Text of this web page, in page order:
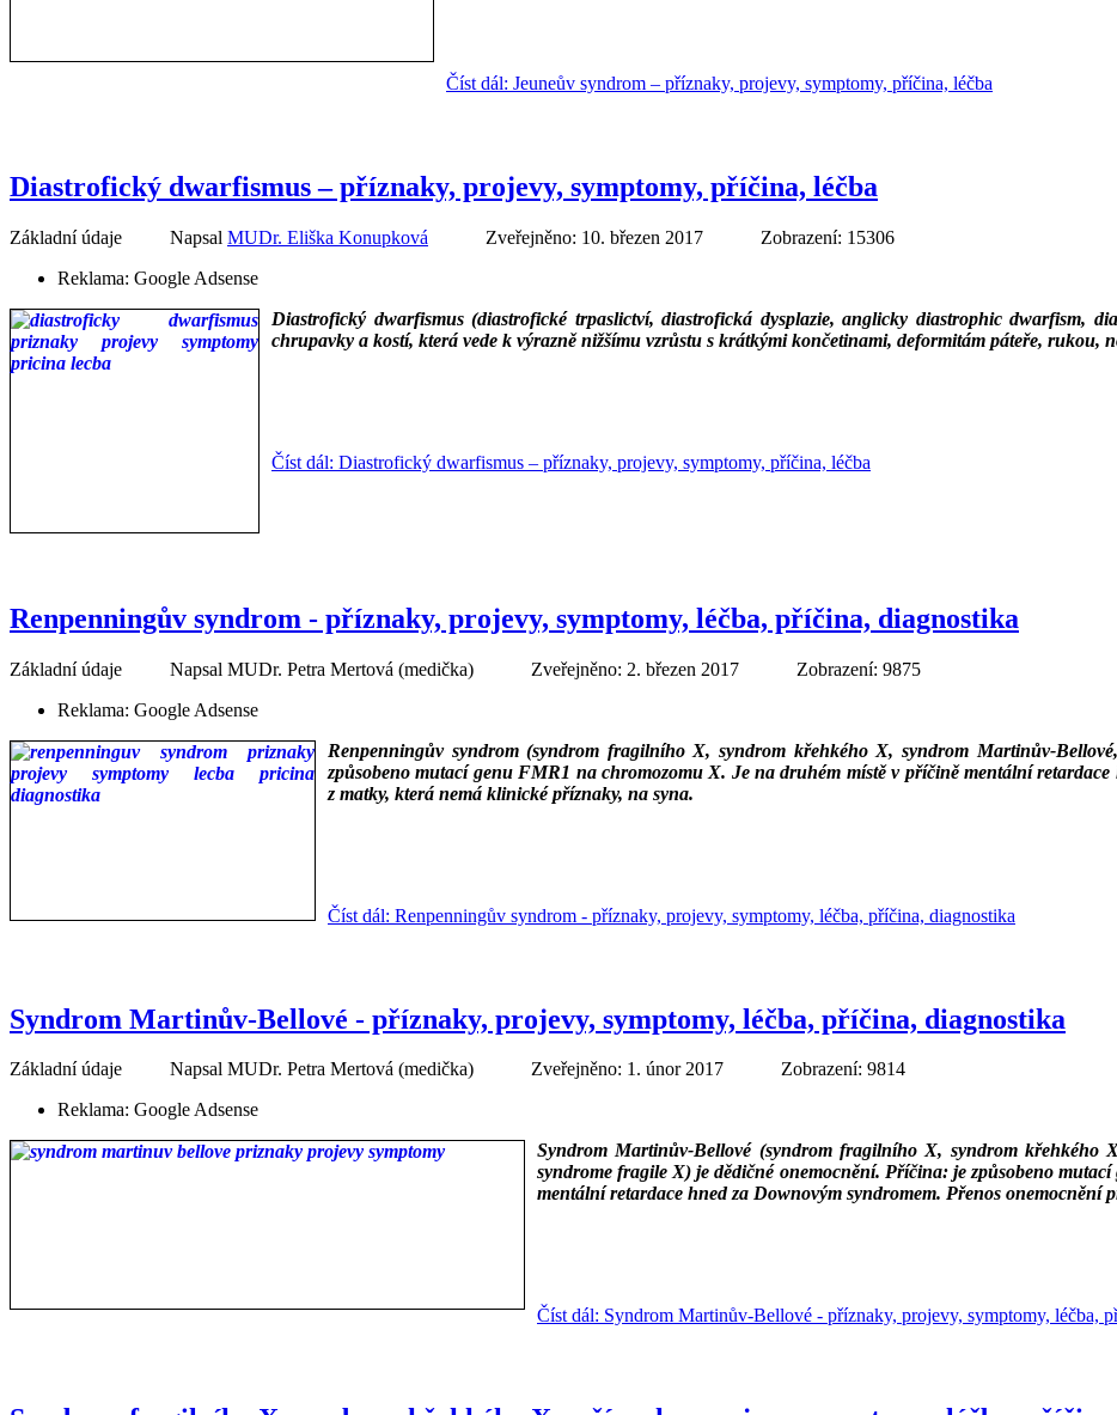
Číst dál: Jeuneův syndrom – příznaky, projevy, symptomy, příčina, léčba
Diastrofický dwarfismus – příznaky, projevy, symptomy, příčina, léčba
Základní údaje Napsal MUDr. Eliška Konupková Zveřejněno: 10. březen 2017
Zobrazení: 15306
Reklama: Google Adsense
Diastrofický dwarfismus (diastrofické trpaslictví, diastrofická dysplazie, anglicky diastrophic dwarfism,
chrupavky a kostí, která vede k výrazně nižšímu vzrůstu s krátkými končetinami, deformitám páteře, rukou,
Číst dál: Diastrofický dwarfismus – příznaky, projevy, symptomy, příčina, léčba
Renpenningův syndrom - příznaky, projevy, symptomy, léčba, příčina, diagnostika
Základní údaje Napsal MUDr. Petra Mertová (medička) Zveřejněno: 2. březen 2017
Zobrazení: 9875
Reklama: Google Adsense
Renpenningův syndrom(syndrom fragilního X,syndrom křehkého X, syndrom Martinův-
způsobeno mutací genu FMR1 na chromozomu X. Je na druhém místě v příčině mentální
z matky, která nemá klinické příznaky, na syna.
Číst dál: Renpenningův syndrom - příznaky, projevy, symptomy, léčba, příčina, diagnostika
Syndrom Martinův-Bellové - příznaky, projevy, symptomy, léčba, příčina, diagnostika
Základní údaje Napsal MUDr. Petra Mertová (medička) Zveřejněno: 1. únor 2017
Zobrazení: 9814
Reklama: Google Adsense
Syndrom Martinův-Bellové (syndrom fragilního X, syndrom křehkého
syndrome fragile X)je dědičné onemocnění. Příčina: je způsobeno
mentální retardace hned za Downovým syndromem. Přenos onemocnění
Číst dál: Syndrom Martinův-Bellové - příznaky, projevy, symptomy, léčba,